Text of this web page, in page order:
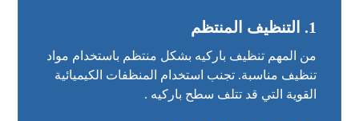
1. التنظيف المنتظم
من المهم تنظيف باركيه بشكل منتظم باستخدام مواد
تنظيف مناسبة. تجنب استخدام المنظفات الكيميائية
القوية التي قد تتلف سطح باركيه .